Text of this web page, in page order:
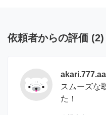
依頼者からの評価 (2)
スムーズな
た！